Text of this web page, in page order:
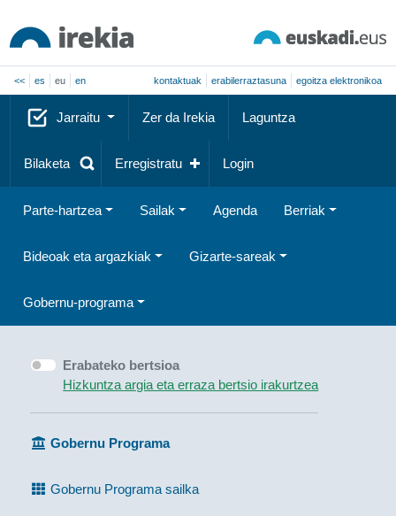
<< es eu en kontaktuak erabilerraztasuna egoitza elektronikoa
Jarraitu Zer da Irekia Laguntza
Bilaketa Erregistratu Login
Parte-hartzea Sailak Agenda Berriak
Bideoak eta argazkiak Gizarte-sareak
Gobernu-programa
Erabateko bertsioa
Hizkuntza argia eta erraza bertsio irakurtzea
Gobernu Programa
Gobernu Programa sailka